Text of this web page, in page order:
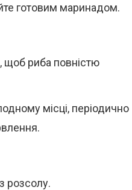
готовим маринадом.
щоб риба повністю
місці, періодично
розсолу.